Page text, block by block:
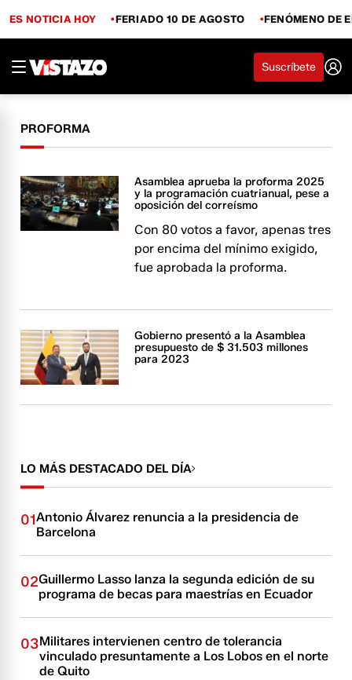
ES NOTICIA HOY FERIADO 10 DE AGOSTO FENÓMENO DE
Suscríbete
PROFORMA
Asamblea aprueba la proforma 2025
y la programación cuatrianual, pese a
oposición del correísmo
Con 80 votos a favor, apenas tres
por encima del mínimo exigido,
fue aprobada la proforma.
Gobierno presentó a la Asamblea
presupuesto de $ 31.503 millones
para 2023
LO MÁS DESTACADO DEL DÍA
01Antonio Álvarez renuncia a la presidencia de
Barcelona
02Guillermo Lasso lanza la segunda edición de su
programa de becas para maestrías en Ecuador
03Militares intervienen centro de tolerancia
vinculado presuntamente a Los Lobos en el norte
de Quito